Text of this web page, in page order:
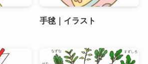
手毬｜イラスト